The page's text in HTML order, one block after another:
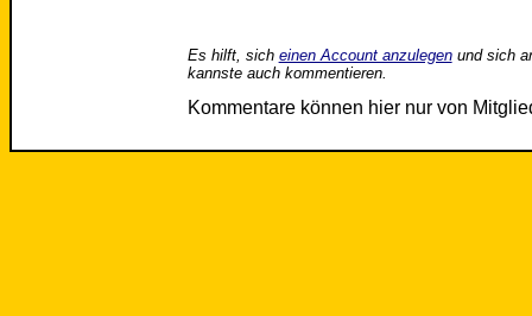
Es hilft, sich einen Account anzulegenund sich
kannste auch kommentieren.
Kommentare können hier nur von